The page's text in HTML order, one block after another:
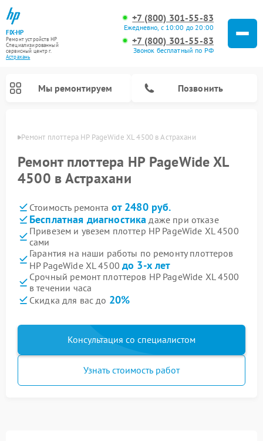
FIX-HP
Ремонт устройств HP
Специализированный
cервисный центр г.
Астрахань
+7 (800) 301-55-83
Ежедневно, с 10:00 до 20:00
+7 (800) 301-55-83
Звонок бесплатный по РФ
Мы ремонтируем Позвонить
Ремонт плоттера HP PageWide XL 4500 в Астрахани
Ремонт плоттера HP PageWide XL
4500 в Астрахани
Стоимость ремонта от 2480 руб.
Бесплатная диагностика даже при отказе
Привезем и увезем плоттер HP PageWide XL 4500
сами
Гарантия на наши работы по ремонту плоттеров
HP PageWide XL 4500 до 3-х лет
Срочный ремонт плоттеров HP PageWide XL 4500
в течении часа
Скидка для вас до 20%
Консультация со специалистом
Узнать стоимость работ